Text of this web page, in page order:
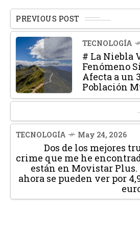
PREVIOUS POST
TECNOLOGÍA
# La Niebla
Fenómeno
Afecta a un
Población
TECNOLOGÍA May 24, 2026
Dos de los mejores
crime que me he
están en Movistar Plus.
ahora se pueden ver por